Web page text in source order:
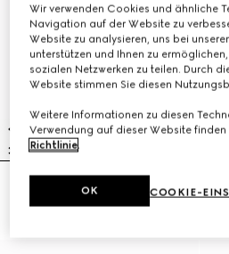
Gucci Horsebit Uhr, 27x23 mm
€ 1.900
Wir verwenden Cookies und ähnliche
Navigation auf der Website zu
Website zu analysieren, uns bei
unterstützen und Ihnen zu
sozialen Netzwerken zu teilen. Durch
Website stimmen Sie diesen
Weitere Informationen zu diesen
Verwendung auf dieser Website finden
Richtlinie.
COOKIE-
OK